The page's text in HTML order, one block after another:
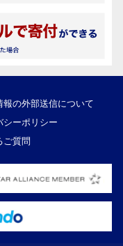
報の外部送信について
シーポリシー
ご質問